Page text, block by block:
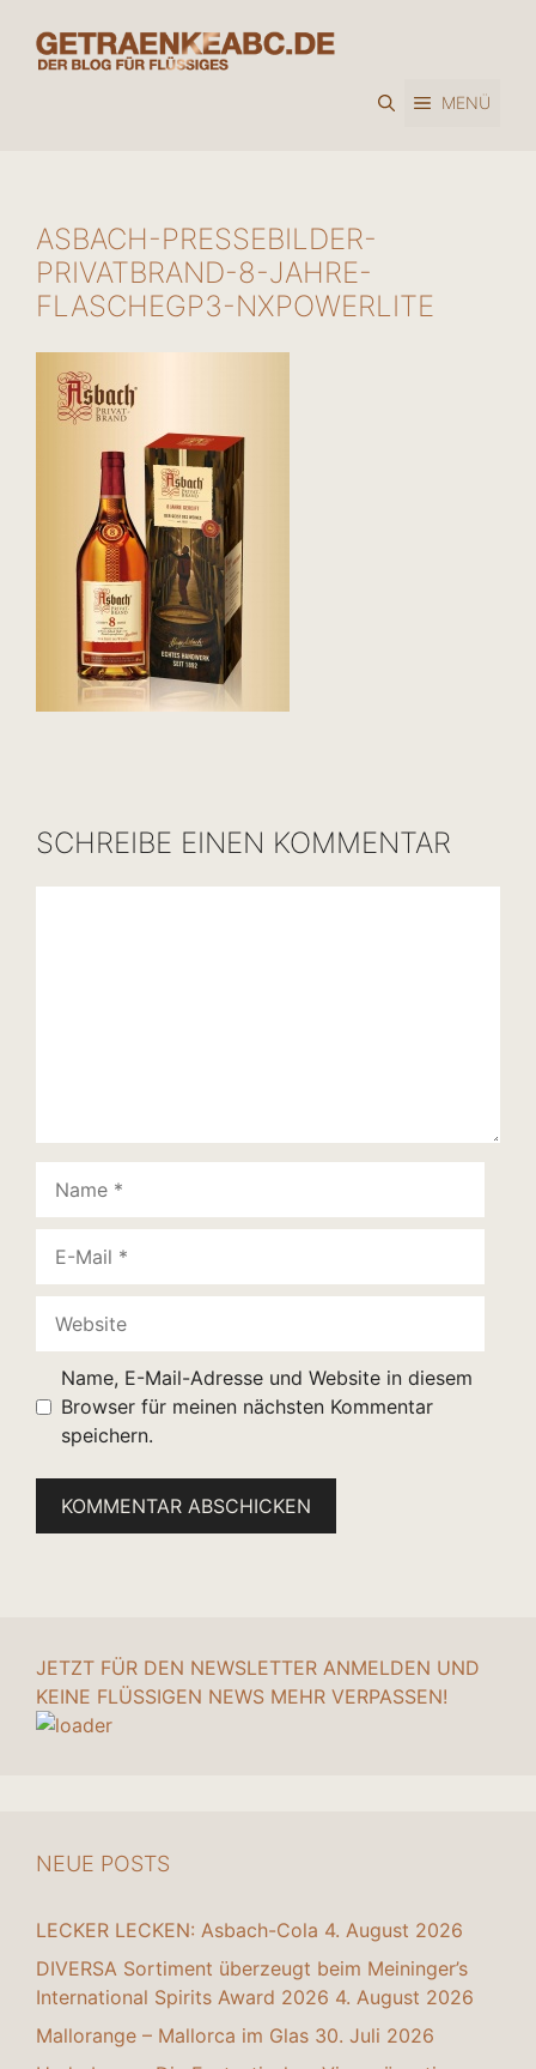
Inhalt
springen
MENÜ
ASBACH-PRESSEBILDER-
PRIVATBRAND-8-JAHRE-
FLASCHEGP3-NXPOWERLITE
SCHREIBE EINEN KOMMENTAR
Mail
Name, E-Mail-Adresse und Website in diesem
Browser für meinen nächsten Kommentar
speichern.
JETZT FÜR DEN NEWSLETTER ANMELDEN UND
KEINE FLÜSSIGEN NEWS MEHR VERPASSEN!
NEUE POSTS
LECKER LECKEN: Asbach-Cola 4. August 2026
DIVERSA Sortiment überzeugt beim Meininger’s
International Spirits Award 2026 4. August 2026
Mallorange – Mallorca im Glas 30. Juli 2026